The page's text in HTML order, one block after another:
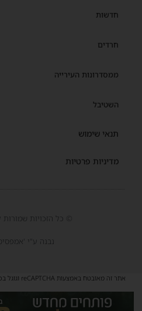
חדשות
חרדים
ממסדרונות העירייה
השטיבל
תנאי שימוש
מדיניות פרטיות
© כל הזכויות
נבנה ע"י
אתר זה מאובטח באמצעות reCAPTCHA וגוגל בכפוף